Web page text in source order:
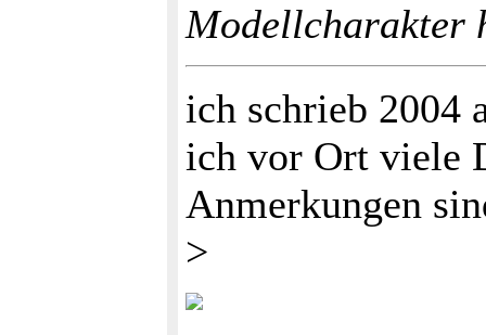
Modellcharakter
ich schrieb 2004
ich vor Ort viele
Anmerkungen
>